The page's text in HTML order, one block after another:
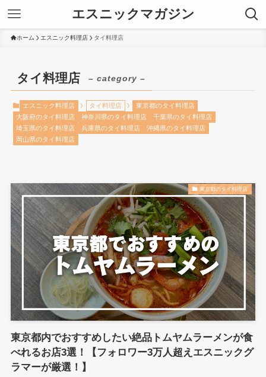
エスニックマガジン
ホーム エスニック料理店 タイ料理店
タイ料理店 – category –
エスニック料理店 タイ料理店
東京都のタイ料理店
大阪府のタイ料理店
神奈川県のタイ料理店
千葉県のタイ料理店
埼玉県のタイ料理店
兵庫県のタイ料理店
沖縄県のタイ料理店
岡山県のタイ料理店
東京都のタイ料理店
東京都内でおすすめしたい絶品トムヤムラーメンが食
べれるお店3選！【フォロワー3万人超えエスニックグ
ラマーが厳選！】